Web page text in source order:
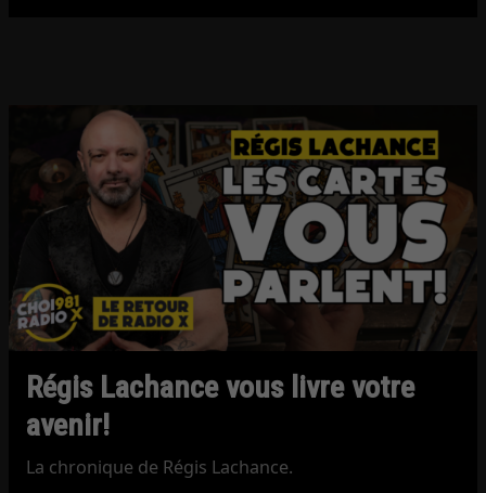
Régis Lachance vous livre votre
avenir!
La chronique de Régis Lachance.